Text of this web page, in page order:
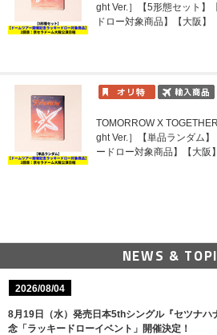
ght Ver.］【5形態セット】
ドロー対象商品】【大阪】
TOMORROW X
ght Ver.］【単品ランダム
ードロー対象商品】【大阪
NEWS &
2026/08/04
8月19日（水）発売日本5thシングル『セツナ
念「ラッキードローイベント」開催決定！